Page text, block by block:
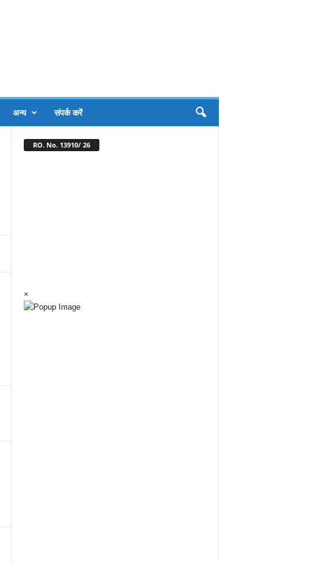
अन्य संपर्क करें
RO. No. 13910/ 26
×